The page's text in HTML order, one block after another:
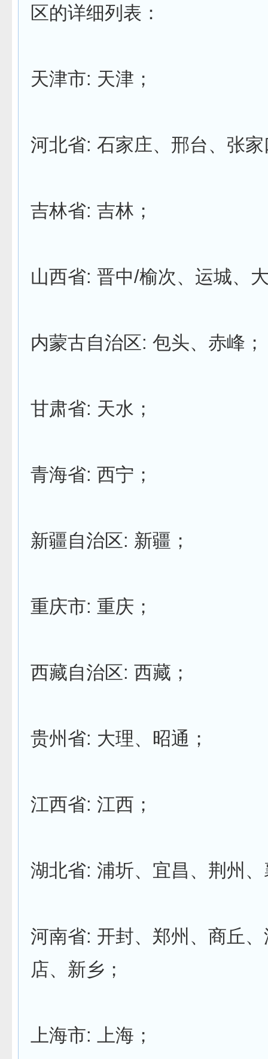
区的详细列表：
天津市: 天津；
河北省: 石家庄、邢台、张
吉林省: 吉林；
山西省: 晋中/榆次、运城、
内蒙古自治区: 包头、赤峰；
甘肃省: 天水；
青海省: 西宁；
新疆自治区: 新疆；
重庆市: 重庆；
西藏自治区: 西藏；
贵州省: 大理、昭通；
江西省: 江西；
湖北省: 浦圻、宜昌、荆州
河南省: 开封、郑州、商丘
店、新乡；
上海市: 上海；